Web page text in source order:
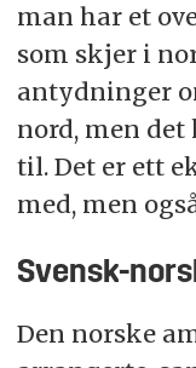
man har et
som skjer i
antydninger
nord, men
til. Det er ett
med, men
Svensk-
Den norske